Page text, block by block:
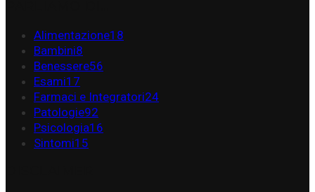
Alimentazione18
Bambini8
Benessere56
Esami17
Farmaci e Integratori24
Patologie92
Psicologia16
Sintomi15